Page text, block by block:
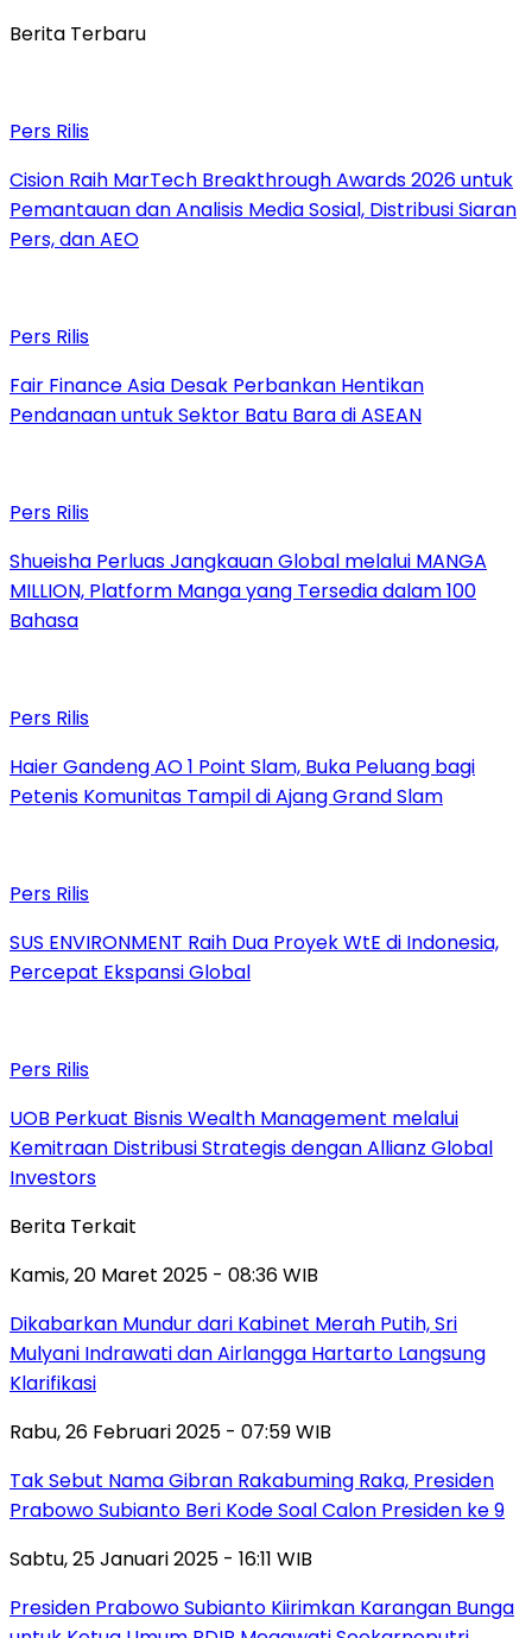
Berita Terbaru
Pers Rilis
Cision Raih MarTech Breakthrough Awards 2026 untuk
Pemantauan dan Analisis Media Sosial, Distribusi Siaran
Pers, dan AEO
Pers Rilis
Fair Finance Asia Desak Perbankan Hentikan
Pendanaan untuk Sektor Batu Bara di ASEAN
Pers Rilis
Shueisha Perluas Jangkauan Global melalui MANGA
MILLION, Platform Manga yang Tersedia dalam 100
Bahasa
Pers Rilis
Haier Gandeng AO 1 Point Slam, Buka Peluang bagi
Petenis Komunitas Tampil di Ajang Grand Slam
Pers Rilis
SUS ENVIRONMENT Raih Dua Proyek WtE di Indonesia,
Percepat Ekspansi Global
Pers Rilis
UOB Perkuat Bisnis Wealth Management melalui
Kemitraan Distribusi Strategis dengan Allianz Global
Investors
Berita Terkait
Kamis, 20 Maret 2025 - 08:36 WIB
Dikabarkan Mundur dari Kabinet Merah Putih, Sri
Mulyani Indrawati dan Airlangga Hartarto Langsung
Klarifikasi
Rabu, 26 Februari 2025 - 07:59 WIB
Tak Sebut Nama Gibran Rakabuming Raka, Presiden
Prabowo Subianto Beri Kode Soal Calon Presiden ke 9
Sabtu, 25 Januari 2025 - 16:11 WIB
Presiden Prabowo Subianto Kiirimkan Karangan Bunga